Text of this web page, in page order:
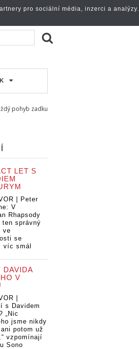
pohyb zadku
LET S
| Peter
V
Rhapsody
ten správný
ve
se
víc smál
DAVIDA
V
|
s Davidem
„Nic
jsme nikdy
potom už
vzpomínají
Sono
pro sociální média, inzerci a analýzy.